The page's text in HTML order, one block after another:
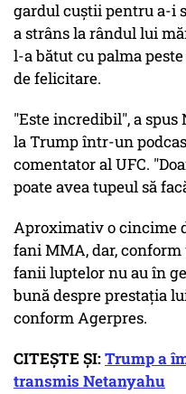
gardul cuştii pentru a-i
a strâns la rândul lui
l-a bătut cu palma
de felicitare.
"Este incredibil", a
la Trump într-un
comentator al UFC.
poate avea tupeul să
Aproximativ o cincime
fani MMA, dar,
fanii luptelor nu au în
bună despre prestaţia
conform Agerpres.
CITEȘTE ȘI:Trump a
transmis Netanyahu